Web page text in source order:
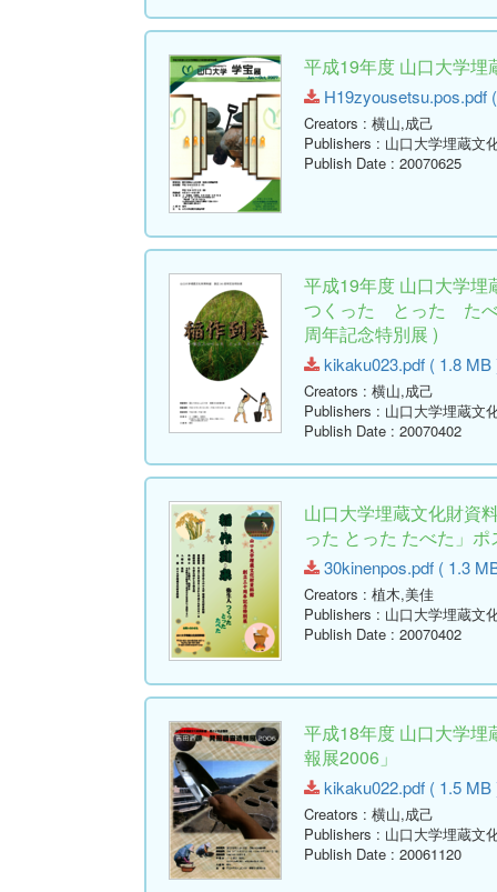
平成19年度 山口大学埋
H19zyousetsu.pos.pdf
Creators : 横山,成己
Publishers : 山口大学埋蔵文
Publish Date : 20070625
平成19年度 山口大学
つくった とった たべ
周年記念特別展 )
kikaku023.pdf ( 1.8 MB
Creators : 横山,成己
Publishers : 山口大学埋蔵文
Publish Date : 20070402
山口大学埋蔵文化財資
った とった たべた」ポ
30kinenpos.pdf ( 1.3
Creators : 植木,美佳
Publishers : 山口大学埋蔵文
Publish Date : 20070402
平成18年度 山口大学
報展2006」
kikaku022.pdf ( 1.5 MB
Creators : 横山,成己
Publishers : 山口大学埋蔵文
Publish Date : 20061120